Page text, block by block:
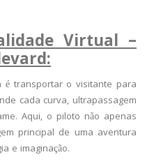
Virtual –
transportar o visitante para
cada curva, ultrapassagem
Aqui, o piloto não apenas
principal de uma aventura
e imaginação.